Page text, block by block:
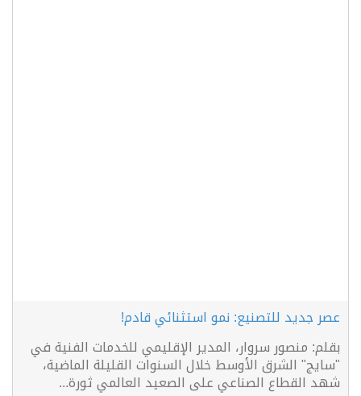
عصر جديد للتصنيع: نمو استثنائي قادم!
بقلم: منصور سروار، المدير الإقليمي للخدمات الفنية في
"سايج" الشرق الأوسط خلال السنوات القليلة الماضية،
شهد القطاع الصناعي على الصعيد العالمي ثورة...